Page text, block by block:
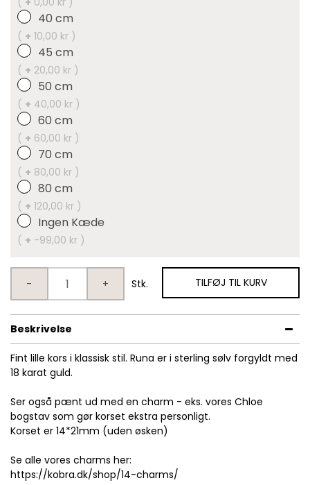
40 cm
( + 10,00 kr )
45 cm
( + 20,00 kr )
50 cm
( + 40,00 kr )
60 cm
( + 60,00 kr )
70 cm
( + 80,00 kr )
80 cm
( + 120,00 kr )
Ingen Kæde
( + -99,00 kr )
- + Stk. TILFØJ TIL KURV
Beskrivelse
Fint lille kors i klassisk stil. Runa er i sterling sølv forgyldt med
18 karat guld.
Ser også pænt ud med en charm - eks. vores Chloe
bogstav som gør korset ekstra personligt.
Korset er 14*21mm (uden øsken)
Se alle vores charms her:
https://kobra.dk/shop/14-charms/